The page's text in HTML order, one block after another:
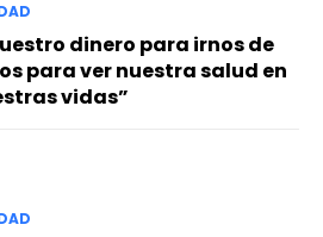
dinero para irnos de
para ver nuestra salud en
vidas”